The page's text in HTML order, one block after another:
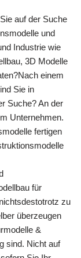
auf der Suche
und
Industrie wie
3D Modelle
einem
Sie in
Suche? An der
Unternehmen.
fertigen
für
zu
überzeugen
&
sind. Nicht auf